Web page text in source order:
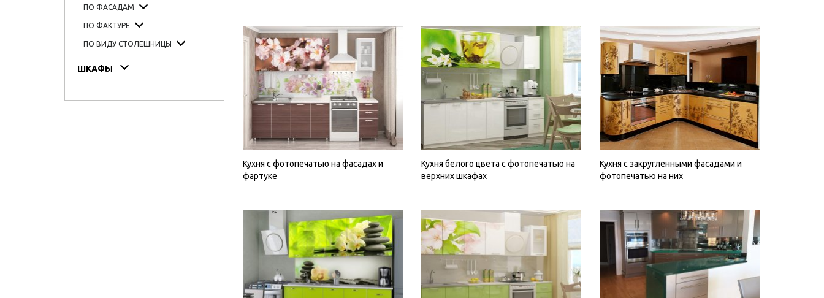
ПО ФАСАДАМ
ПО ФАКТУРЕ
ПО ВИДУ СТОЛЕШНИЦЫ
ШКАФЫ
Кухня с фотопечатью на фасадах и
фартуке
Кухня белого цвета с фотопечатью на
верхних шкафах
Кухня с закругленными фасадами и
фотопечатью на них